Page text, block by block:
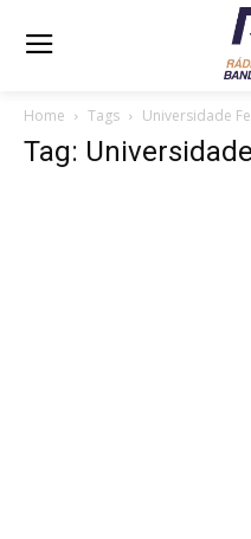
Home Tags Universidade
Tag: